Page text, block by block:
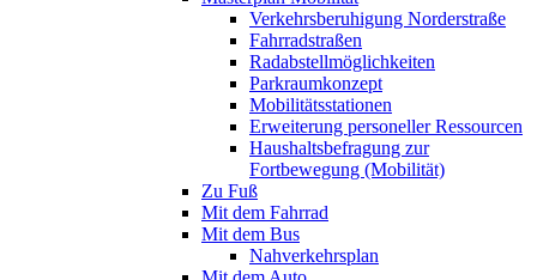
Verkehrsberuhigung Norderstraße
Fahrradstraßen
Radabstellmöglichkeiten
Parkraumkonzept
Mobilitätsstationen
Erweiterung personeller Ressourcen
Haushaltsbefragung zur
Fortbewegung (Mobilität)
Zu Fuß
Mit dem Fahrrad
Mit dem Bus
Nahverkehrsplan